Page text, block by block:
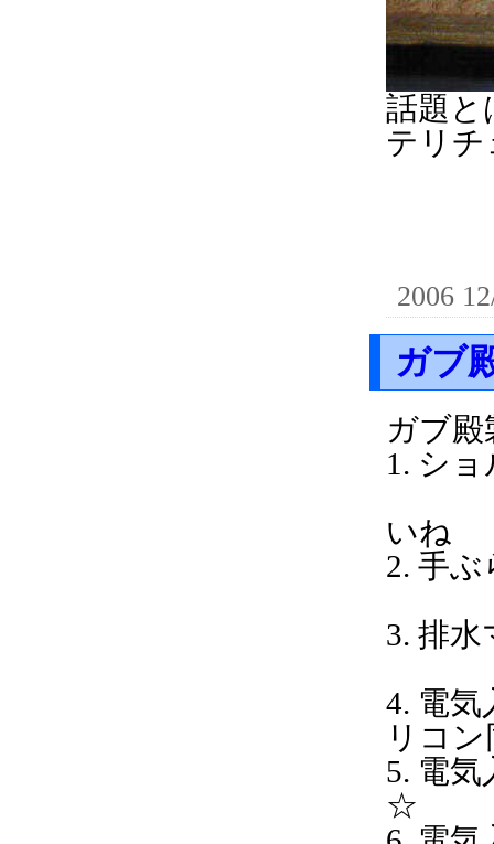
話題と
テリチ
2006
ガブ
ガブ
いね
2.
3.
4. 電
リコ
5. 電
☆